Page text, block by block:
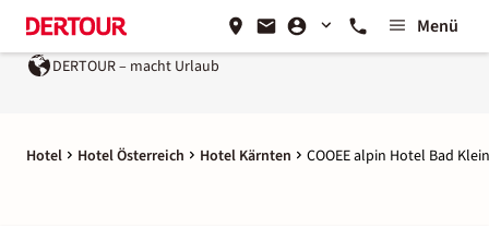
Menü
– macht Urlaub Ein Unternehmen der
Hotel Hotel Österreich Hotel Kärnten COOEE alpin Hotel Bad